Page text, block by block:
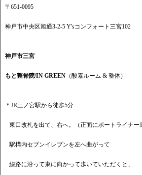
〒651-0095
神戸市中央区旭通3-2-5 Y'sコンフォート三宮102
神戸市三宮
もと整骨院/IN GREEN （酸素ルーム & 整体）
＊JR三ノ宮駅から徒歩5分
東口改札を出て、右へ。（正面にポートライナー
駅構内セブンイレブンを左へ曲がって
線路に沿って東に向かって歩いていただくと、